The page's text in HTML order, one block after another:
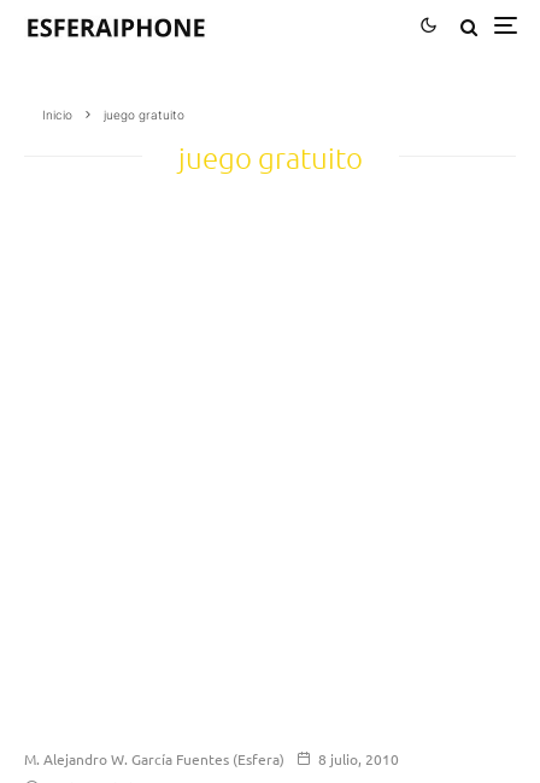
Inicio juego gratuito
juego gratuito
M. Alejandro W. García Fuentes (Esfera)
8 julio, 2010